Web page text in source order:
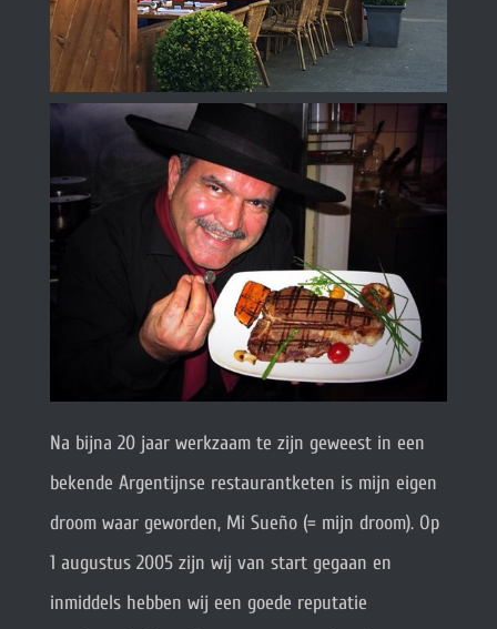
Na bijna 20 jaar werkzaam te zijn geweest in een
bekende Argentijnse restaurantketen is mijn eigen
droom waar geworden, Mi Sueño (= mijn droom). Op
1 augustus 2005 zijn wij van start gegaan en
inmiddels hebben wij een goede reputatie